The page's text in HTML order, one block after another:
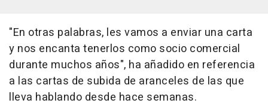
"En otras palabras, les vamos a enviar una carta
y nos encanta tenerlos como socio comercial
durante muchos años", ha añadido en referencia
a las cartas de subida de aranceles de las que
lleva hablando desde hace semanas.